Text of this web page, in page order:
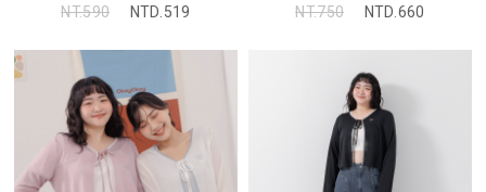
NT.590
NTD.519
NT.750
NTD.660